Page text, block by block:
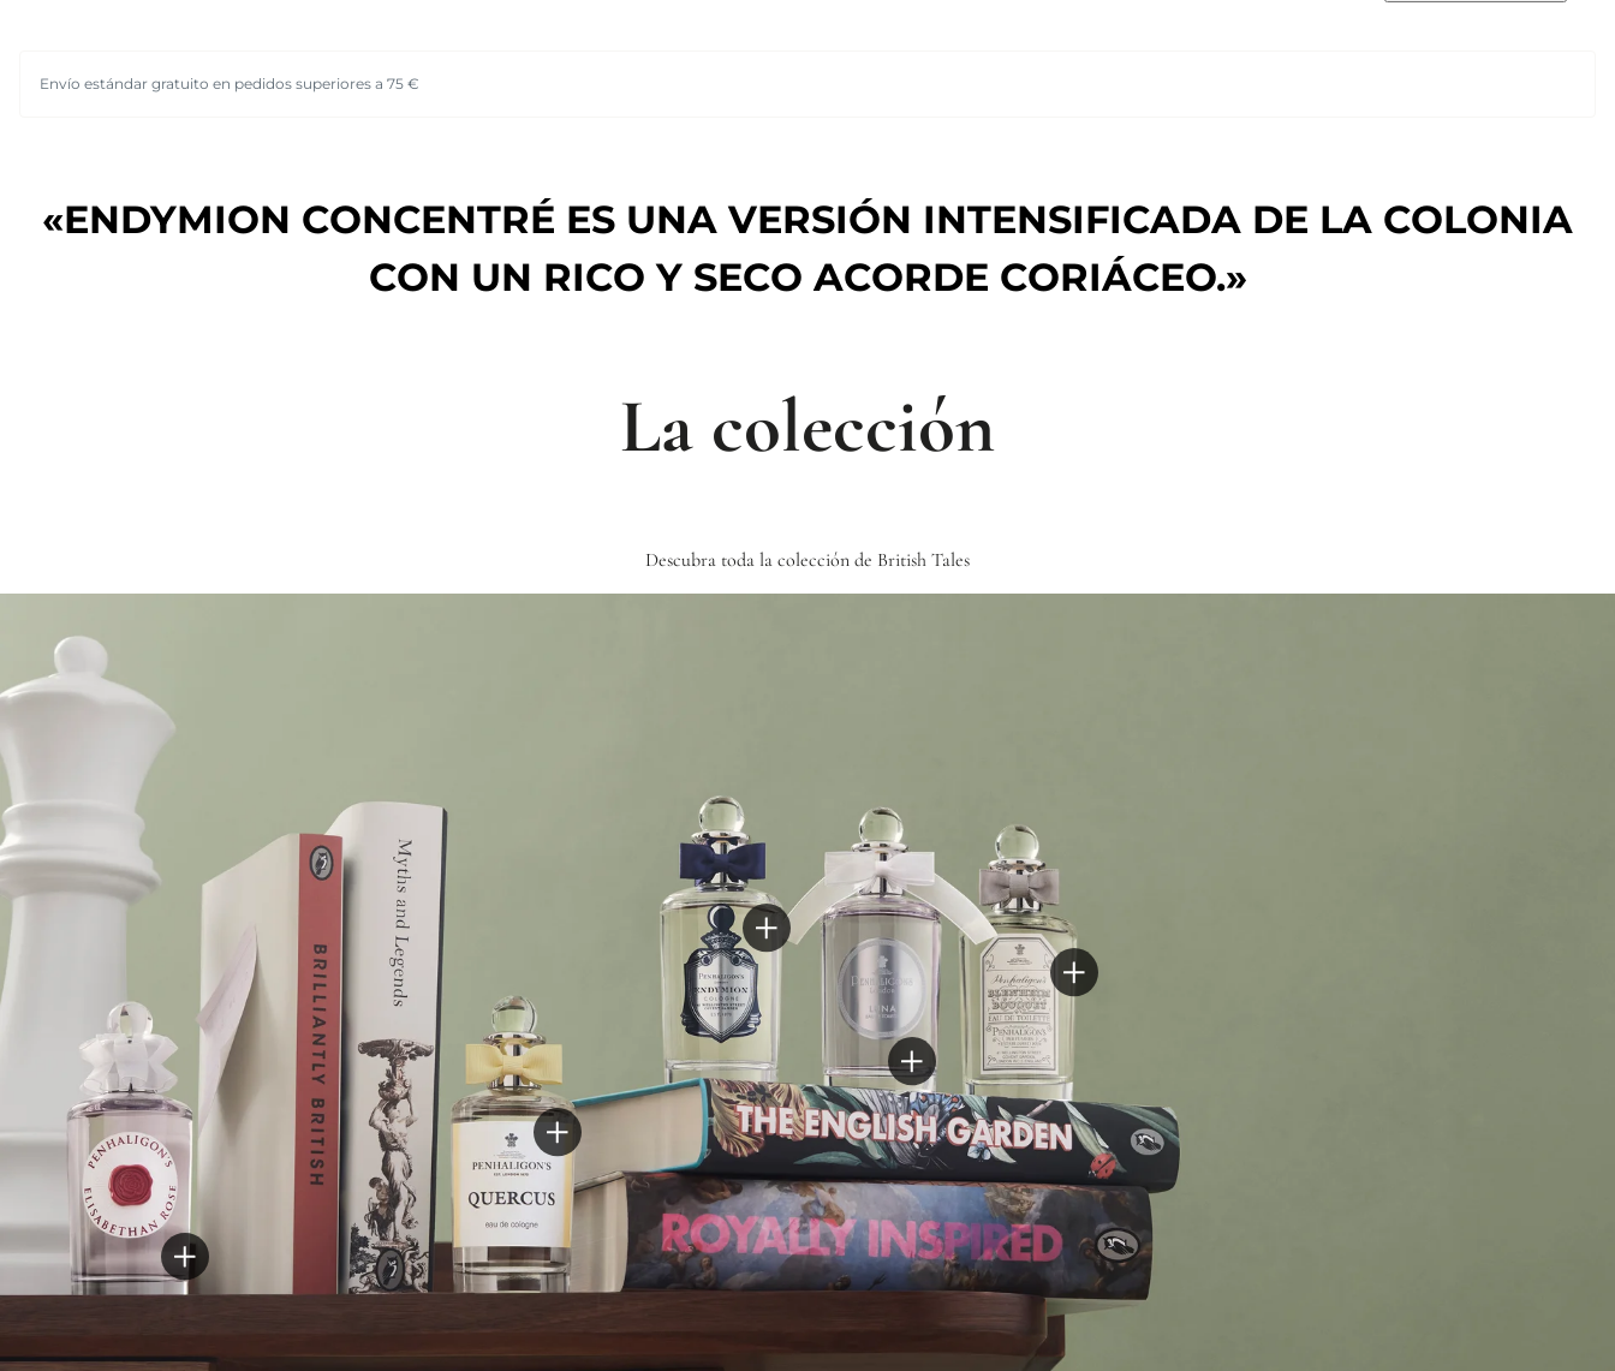
Envío estándar gratuito en pedidos superiores a 75 €
«ENDYMION CONCENTRÉ ES UNA VERSIÓN INTENSIFICADA DE LA COLONIA
CON UN RICO Y SECO ACORDE CORIÁCEO.»
La colección
Descubra toda la colección de British Tales